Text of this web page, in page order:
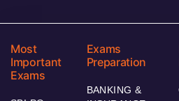
Most
Important
Exams
Exams
Preparation
BANKING &